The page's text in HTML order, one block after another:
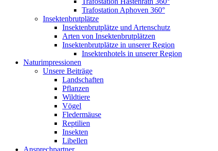
Trafostation Aphoven 360°
Insektenbrutplätze
Insektenbrutplätze und Artenschutz
Arten von Insektenbrutplätzen
Insektenbrutplätze in unserer Region
Insektenhotels in unserer Region
Naturimpressionen
Unsere Beiträge
Landschaften
Pflanzen
Wildtiere
Vögel
Fledermäuse
Reptilien
Insekten
Libellen
Ansprechpartner